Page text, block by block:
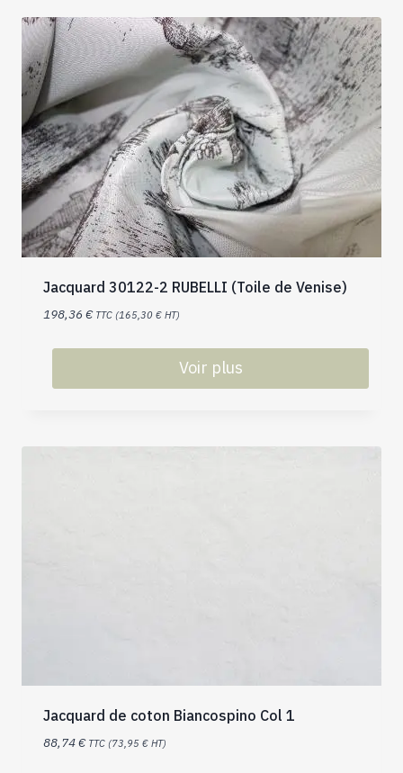
a
plusieurs
variations.
Les
options
peuvent
être
choisies
sur
la
page
du
Jacquard 30122-2 RUBELLI (Toile de Venise)
198,36 € TTC (165,30 € HT)
Voir plus
Jacquard de coton Biancospino Col 1
88,74€ TTC (73,95 € HT)